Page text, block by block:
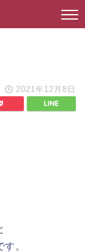
2021年12月8日
。